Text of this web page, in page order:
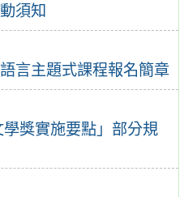
須知
言主題式課程報名簡章
學獎實施要點」部分規